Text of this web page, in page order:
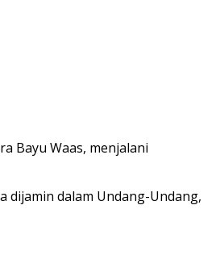
Bayu Waas, menjalani
dijamin dalam Undang-Undang,